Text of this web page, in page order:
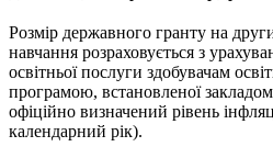
Розмір державного гранту на
навчання розраховується з
освітньої послуги здобувачам
програмою, встановленої
офіційно визначений рівень
календарний рік).